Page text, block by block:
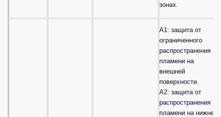
зонах.
A1: защита от
ограниченного
распространения
пламени на
внешней
поверхности.
A2: защита от
распространения
пламени на нижней